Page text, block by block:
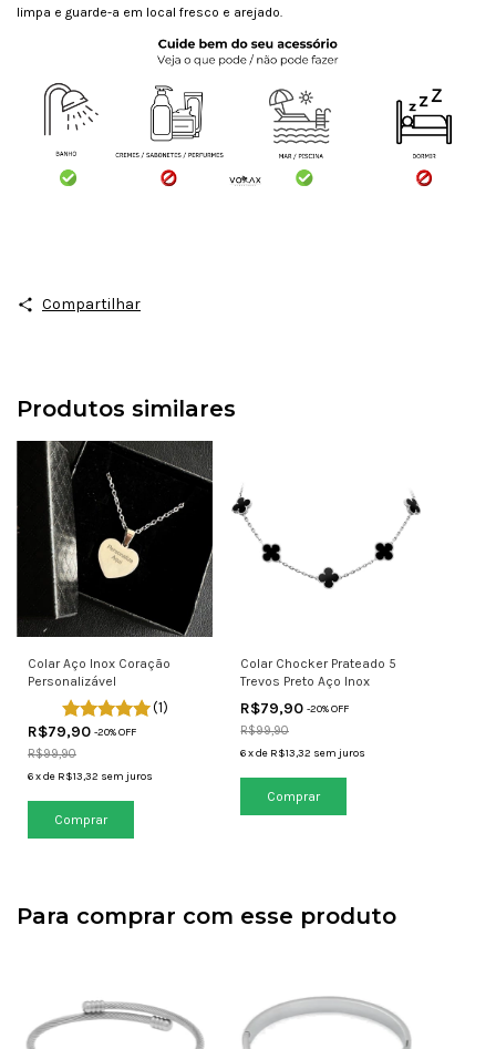
limpa e guarde-a em local fresco e arejado.
Compartilhar
Produtos similares
Colar Aço Inox Coração
Personalizável
(1)
R$79,90 -20% OFF
R$99,90
6xde R$13,32 sem juros
Colar Chocker Prateado 5
Trevos Preto Aço Inox
R$79,90-20% OFF
R$99,90
6 xde R$13,32 sem juros
Para comprar com esse produto